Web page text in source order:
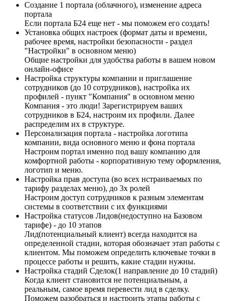
Создание 1 портала (облачного), изменение адреса
портала
Если портала Б24 еще нет - мы поможем его создать!
Установка общих настроек (формат даты и времени,
рабочее время, настройки безопасности - раздел
"Настройки" в основном меню)
Общие настройки для удобства работы в вашем новом
онлайн-офисе
Настройка структуры компании и приглашение
сотрудников (до 10 сотрудников), настройка их
профилей - пункт "Компания" в основном меню
Компания - это люди! Зарегистрируем ваших
сотрудников в Б24, настроим их профили. Далее
распределим их в структуре.
Персонализация портала - настройка логотипа
компании, вида основного меню и фона портала
Настроим портал именно под вашу компанию для
комфортной работы - корпоративную тему оформления,
логотип и меню.
Настройка прав доступа (во всех нстраиваемых по
тарифу разделах меню), до 3х ролей
Настроим доступ сотрудников к разным элементам
системы в соответствии с их функциями
Настройка статусов Лидов(недоступно на Базовом
тарифе) - до 10 этапов
Лид(потенциальный клиент) всегда находится на
определенной стадии, которая обозначает этап работы с
клиентом. Мы поможем определить ключевые точки в
процессе работы и решить, какие стадии нужны.
Настройка стадий Сделок(1 направление до 10 стадий)
Когда клиент становится не потенциальным, а
реальным, самое время перевести лид в сделку.
Поможем разобраться и настроить этапы работы с